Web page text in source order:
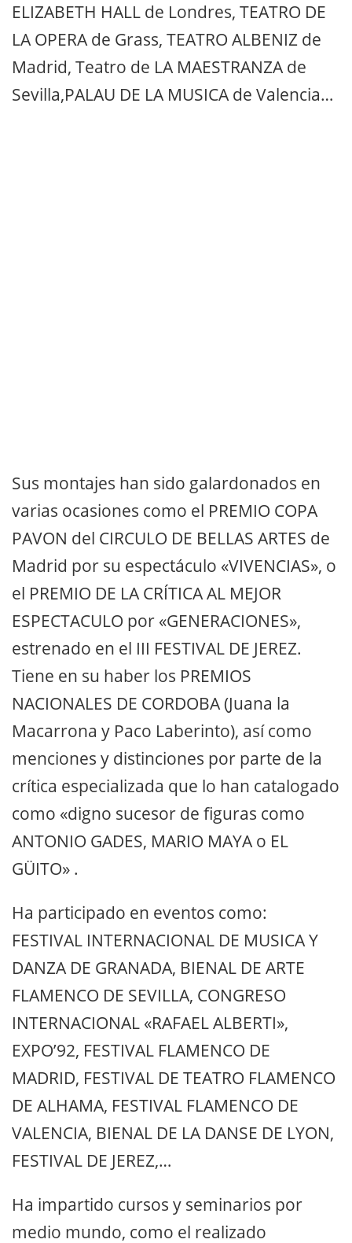
ELIZABETH HALL de Londres, TEATRO DE
LA OPERA de Grass, TEATRO ALBENIZ de
Madrid, Teatro de LA MAESTRANZA de
Sevilla,PALAU DE LA MUSICA de Valencia…
Sus montajes han sido galardonados en
varias ocasiones como el PREMIO COPA
PAVON del CIRCULO DE BELLAS ARTES de
Madrid por su espectáculo «VIVENCIAS», o
el PREMIO DE LA CRÍTICA AL MEJOR
ESPECTACULO por «GENERACIONES»,
estrenado en el III FESTIVAL DE JEREZ.
Tiene en su haber los PREMIOS
NACIONALES DE CORDOBA (Juana la
Macarrona y Paco Laberinto), así como
menciones y distinciones por parte de la
crítica especializada que lo han catalogado
como «digno sucesor de figuras como
ANTONIO GADES, MARIO MAYA o EL
GÜITO» .
Ha participado en eventos como:
FESTIVAL INTERNACIONAL DE MUSICA Y
DANZA DE GRANADA, BIENAL DE ARTE
FLAMENCO DE SEVILLA, CONGRESO
INTERNACIONAL «RAFAEL ALBERTI»,
EXPO’92, FESTIVAL FLAMENCO DE
MADRID, FESTIVAL DE TEATRO FLAMENCO
DE ALHAMA, FESTIVAL FLAMENCO DE
VALENCIA, BIENAL DE LA DANSE DE LYON,
FESTIVAL DE JEREZ,…
Ha impartido cursos y seminarios por
medio mundo, como el realizado